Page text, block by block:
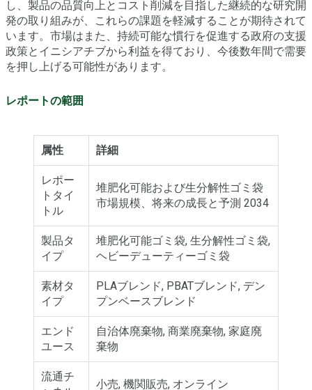
し、製品の品質向上とコスト削減を目指した継続的な研究開
発の取り組みが、これらの課題を軽減することが期待されて
います。市場はまた、持続可能な慣行を促進する政府の支援
政策とイニシアチブから利益を得ており、今後数年間で需要
を押し上げる可能性があります。
レポートの範囲
属性 詳細
レポー
トタイ
トル
堆肥化可能および生分解性ゴミ袋
市場規模、将来の成長と予測 2034
製品タ
イプ
堆肥化可能ゴミ袋, 生分解性ゴミ袋,
ヘビーデューティーゴミ袋
素材タ
イプ
PLAブレンド, PBATブレンド, デン
プンベースブレンド
エンド
ユース
自治体廃棄物, 商業廃棄物, 家庭廃
棄物
流通チ
小売, 機関販売, オンライン